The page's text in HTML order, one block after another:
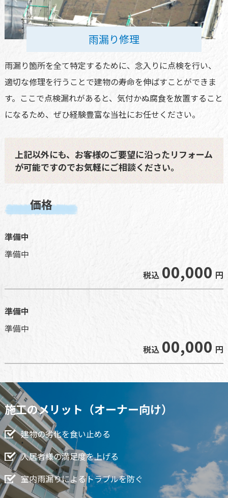
雨漏り修理
雨漏り箇所を全て特定するために、念入りに点検を行い、
適切な修理を行うことで建物の寿命を伸ばすことができま
す。ここで点検漏れがあると、気付かぬ腐食を放置すること
になるため、ぜひ経験豊富な当社にお任せください。
上記以外にも、お客様のご要望に沿ったリフォーム
が可能ですのでお気軽にご相談ください。
価格
準備中
準備中
税込 00,000 円
準備中
準備中
税込 00,000 円
施工のメリット（オーナー向け）
建物の劣化を食い止める
入居者様の満足度を上げる
室内雨漏りによるトラブルを防ぐ